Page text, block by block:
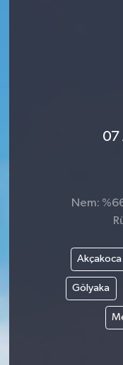
07
Nem:
Akçakoca
Gölyaka